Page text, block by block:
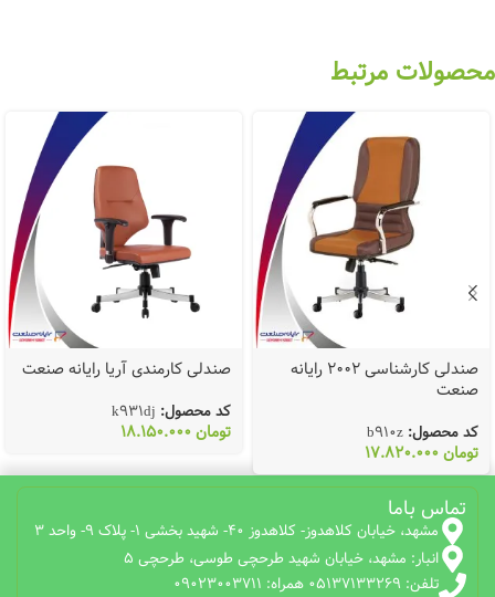
محصولات مرتبط
صندلی کارشناسی 2002 رایانه
صنعت
کد محصول: b910z
تومان
صندلی کارمندی آریا رایانه صنعت
کد محصول: k931dj
تومان
تماس باما
مشهد، خیابان کلاهدوز- کلاهدوز 40- شهید بخشی 1- پلاک 9- واحد 3
انبار: مشهد، خیابان شهید طرحچی طوسی، طرحچی 5
تلفن: 05137133269 همراه: 09023003711